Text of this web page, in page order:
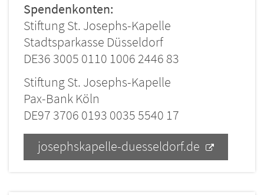
Spendenkonten:
Stiftung St. Josephs-Kapelle
Stadtsparkasse Düsseldorf
DE36 3005 0110 1006 2446 83
Stiftung St. Josephs-Kapelle
Pax-Bank Köln
DE97 3706 0193 0035 5540 17
josephskapelle-duesseldorf.de